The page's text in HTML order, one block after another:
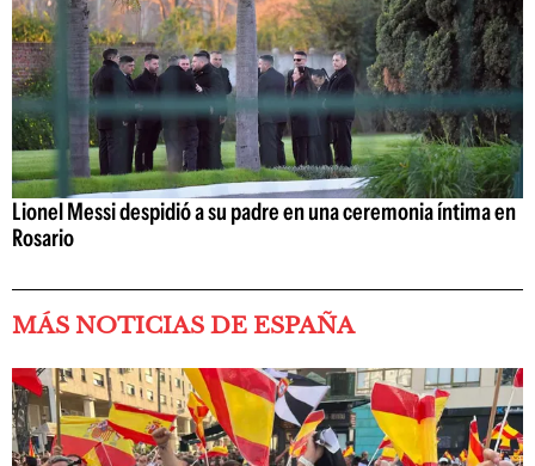
Lionel Messi despidió a su padre en una ceremonia íntima en
Rosario
MÁS NOTICIAS DE ESPAÑA